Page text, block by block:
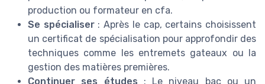
production ou formateur en cfa.
Se spécialiser: Après le cap, certains choisissent
un certificat de spécialisation pour approfondir des
techniques comme les entremets gateaux ou la
gestion des matières premières.
Continuer ses études : Le niveau bac ou un